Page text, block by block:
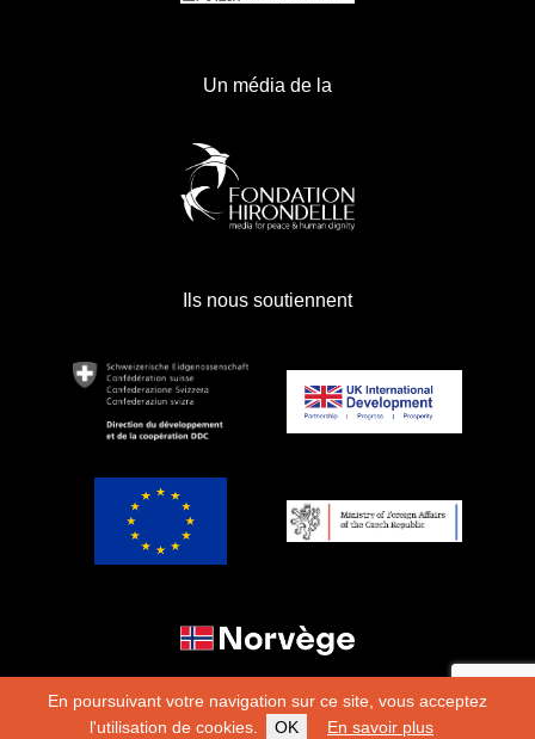
En poursuivant votre navigation sur ce site, vous acceptez
l'utilisation de cookies.
OK En savoir plus
Un média de la
Ils nous soutiennent